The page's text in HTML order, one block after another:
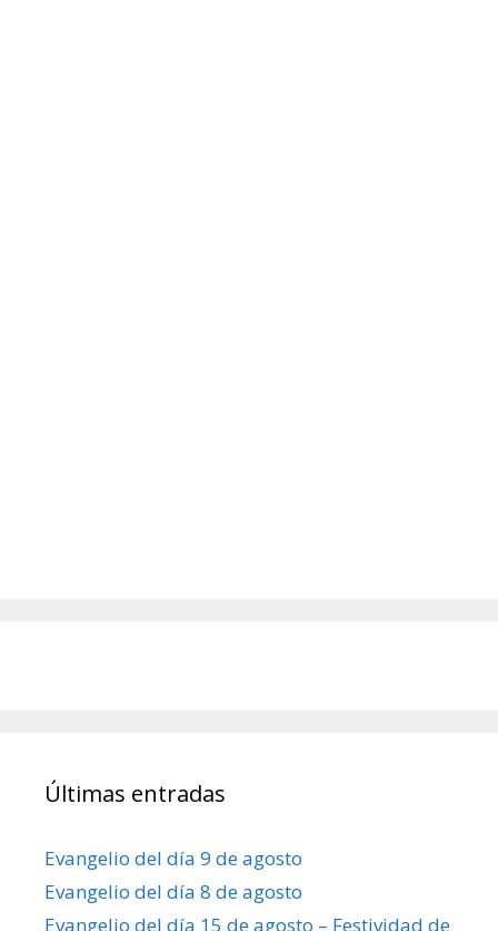
Últimas entradas
Evangelio del día 9 de agosto
Evangelio del día 8 de agosto
Evangelio del día 15 de agosto – Festividad de